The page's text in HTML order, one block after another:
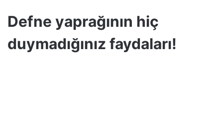
Defne yaprağının hiç
duymadığınız faydaları!